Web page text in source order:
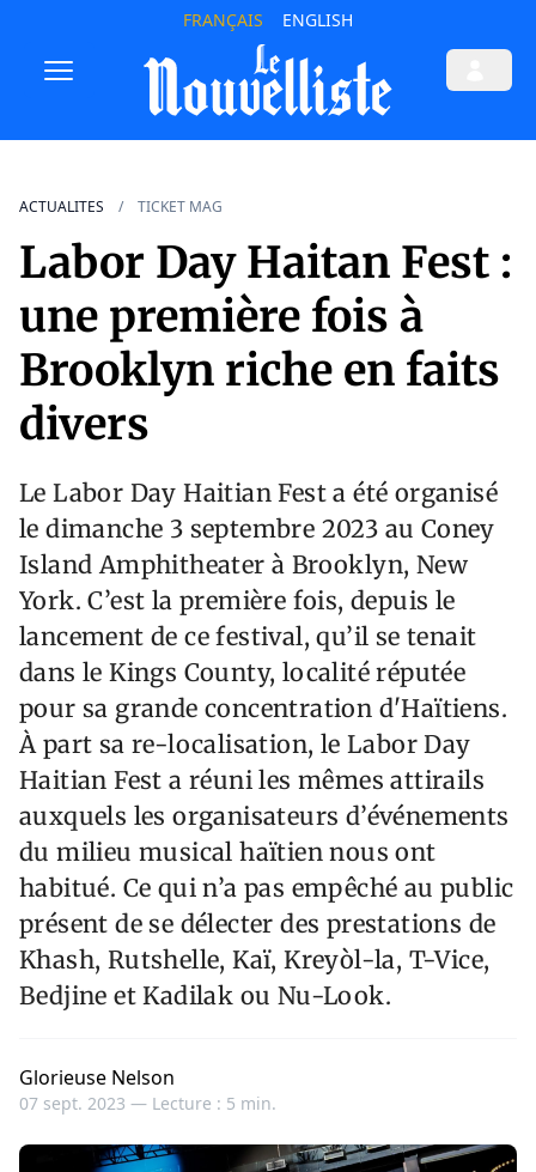
FRANÇAIS ENGLISH
ACTUALITES TICKET MAG
Labor Day Haitan Fest :
une première fois à
Brooklyn riche en faits
divers
Le Labor Day Haitian Fest a été organisé
le dimanche 3 septembre 2023 au Coney
Island Amphitheater à Brooklyn, New
York. C’est la première fois, depuis le
lancement de ce festival, qu’il se tenait
dans le Kings County, localité réputée
pour sa grande concentration d'Haïtiens.
À part sa re-localisation, le Labor Day
Haitian Fest a réuni les mêmes attirails
auxquels les organisateurs d’événements
du milieu musical haïtien nous ont
habitué. Ce qui n’a pas empêché au public
présent de se délecter des prestations de
Khash, Rutshelle, Kaï, Kreyòl-la, T-Vice,
Bedjine et Kadilak ou Nu-Look.
Glorieuse Nelson
07 sept. 2023 — Lecture : 5 min.